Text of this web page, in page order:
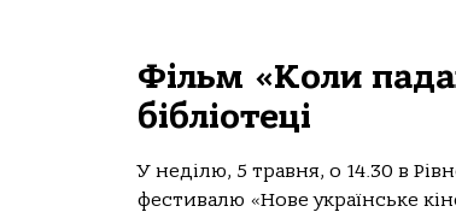
Фільм «Коли
бібліотеці
У неділю, 5 травня, о 14.30 в
фестивалю «Нове українське